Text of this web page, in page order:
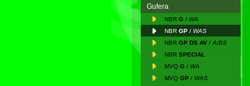
Gufera
NBR G / WA
NBR GP / WAS
NBR GP DS AV / A/BS
NBR SPECIAL
MVQ G / WA
MVQ GP / WAS